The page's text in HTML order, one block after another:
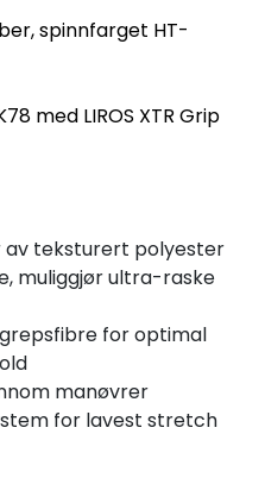
spinnfarget HT-
med LIROS XTR Grip
teksturert polyester
muliggjør ultra-raske
for optimal
manøvrer
for lavest stretch